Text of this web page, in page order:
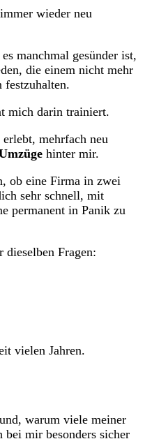
wieder neu
manchmal gesünder ist,
die einem nicht mehr
festzuhalten.
mich darin trainiert.
mehrfach neu
hinter mir.
ob eine Firma in zwei
sehr schnell, mit
permanent in Panik zu
Fragen:
vielen Jahren.
warum viele meiner
bei mir besonders sicher